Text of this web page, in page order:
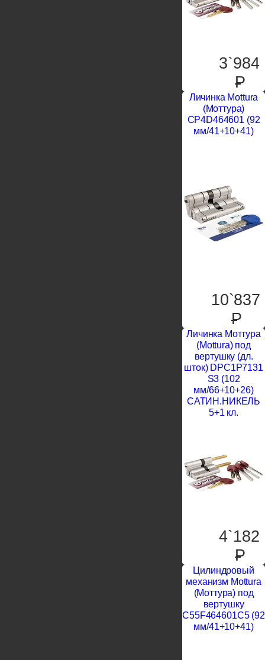
3`984
P
Личинка Mottura
(Моттура)
CP4D464601 (92
мм/41+10+41)
10`837
P
Личинка Моттура
(Mottura) под
вертушку (дл.
шток) DPC1P7131
S3 (102
мм/66+10+26)
САТИН.НИКЕЛЬ
5+1 кл.
4`182
P
Цилиндровый
механизм Mottura
(Моттура) под
вертушку
C55F464601C5 (92
мм/41+10+41)